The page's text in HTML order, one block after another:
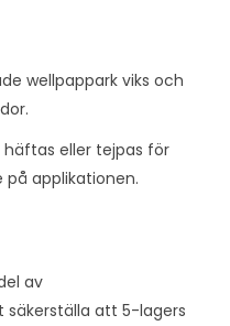
wellpappark viks och
häftas eller tejpas för
på applikationen.
av
säkerställa att 5-lagers